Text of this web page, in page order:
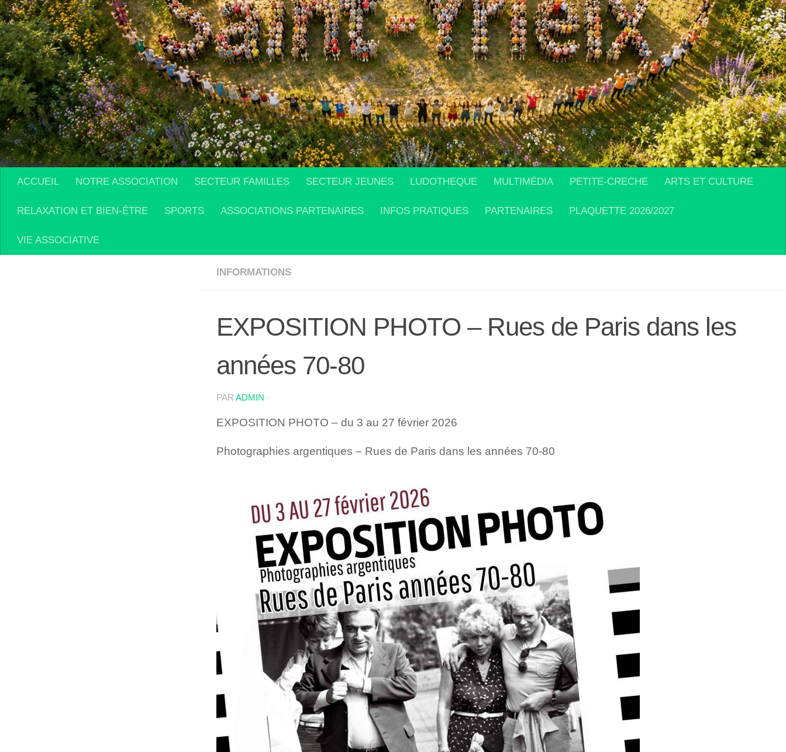
ACCUEIL NOTRE ASSOCIATION SECTEUR FAMILLES SECTEUR JEUNES LUDOTHEQUE MULTIMÉDIA PETITE-CRECHE ARTS ET CULTURE
RELAXATION ET BIEN-ÊTRE SPORTS ASSOCIATIONS PARTENAIRES INFOS PRATIQUES PARTENAIRES PLAQUETTE 2026/2027
VIE ASSOCIATIVE
INFORMATIONS
EXPOSITION PHOTO – Rues de Paris dans les
années 70-80
PAR ADMIN ·
EXPOSITION PHOTO – du 3 au 27 février 2026
Photographies argentiques – Rues de Paris dans les années 70-80